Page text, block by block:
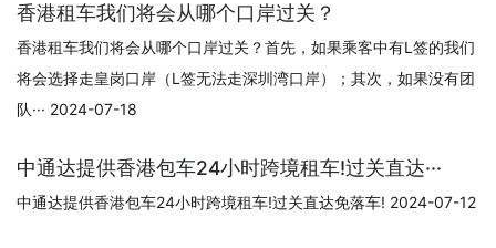
香港租车我们将会从哪个口岸过关？
香港租车我们将会从哪个口岸过关？首先，如果乘客中有L签的我们
将会选择走皇岗口岸（L签无法走深圳湾口岸）；其次，如果没有团
队··· 2024-07-18
中通达提供香港包车24小时跨境租车!过关直达···
中通达提供香港包车24小时跨境租车!过关直达免落车! 2024-07-12